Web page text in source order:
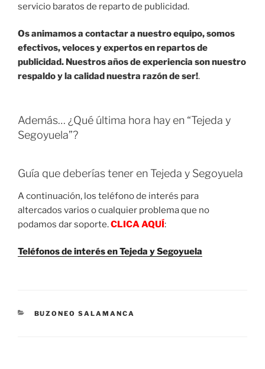
servicio baratos de reparto de publicidad.
Os animamos a contactar a nuestro equipo, somos
efectivos, veloces y expertos en repartos de
publicidad. Nuestros años de experiencia son nuestro
respaldo y la calidad nuestra razón de ser!.
Además… ¿Qué última hora hay en “Tejeda y
Segoyuela”?
Guía que deberías tener en Tejeda y Segoyuela
A continuación, los teléfono de interés para
altercados varios o cualquier problema que no
podamos dar soporte.CLICA AQUÍ:
Teléfonos de interés en Tejeda y Segoyuela
CATEGORIES
BUZONEO SALAMANCA